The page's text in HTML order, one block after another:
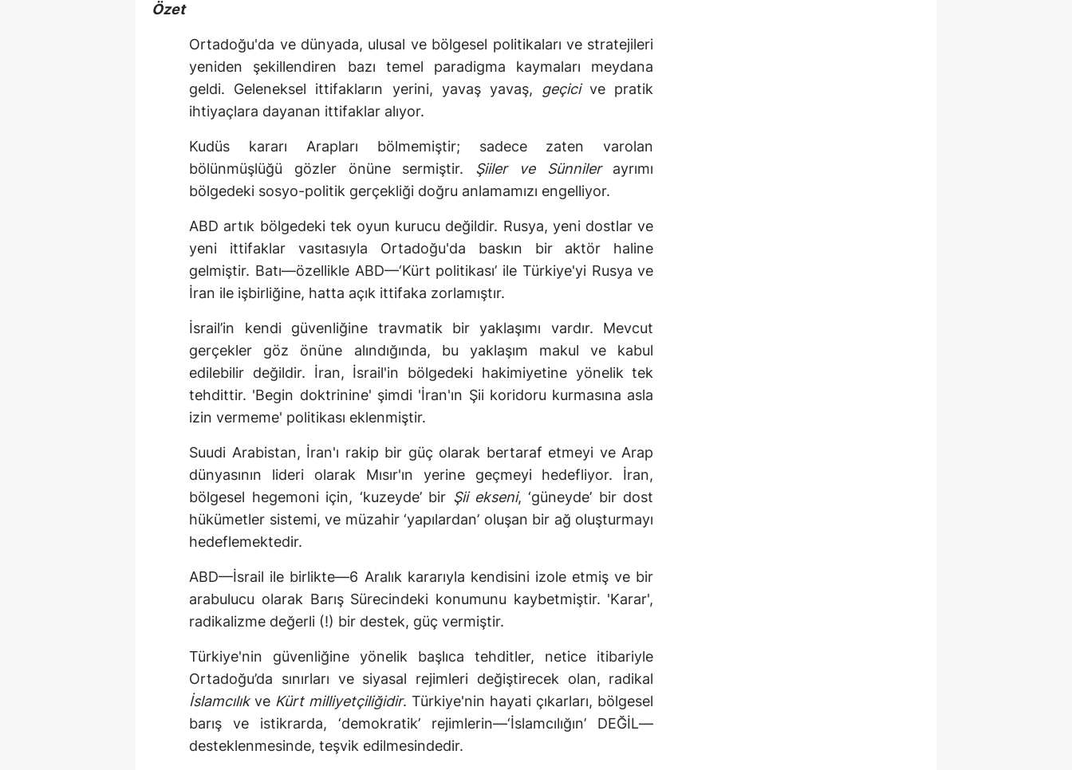
Özet
Ortadoğu'da ve dünyada, ulusal ve bölgesel politikaları ve stratejileri
yeniden şekillendiren bazı temel paradigma kaymaları meydana
geldi. Geleneksel ittifakların yerini, yavaş yavaş, geçicive pratik
ihtiyaçlara dayanan ittifaklar alıyor.
Kudüs kararı Arapları bölmemiştir; sadece zaten varolan
bölünmüşlüğü gözler önüne sermiştir. Şiiler ve Sünnilerayrımı
bölgedeki sosyo-politik gerçekliği doğru anlamamızı engelliyor.
ABD artık bölgedeki tek oyun kurucu değildir. Rusya, yeni dostlar ve
yeni ittifaklar vasıtasıyla Ortadoğu'da baskın bir aktör haline
gelmiştir. Batı—özellikle ABD—‘Kürt politikası’ ile Türkiye'yi Rusya ve
İran ile işbirliğine, hatta açık ittifaka zorlamıştır.
İsrail’in kendi güvenliğine travmatik bir yaklaşımı vardır. Mevcut
gerçekler göz önüne alındığında, bu yaklaşım makul ve kabul
edilebilir değildir. İran, İsrail'in bölgedeki hakimiyetine yönelik tek
tehdittir. 'Begin doktrinine' şimdi 'İran'ın Şii koridoru kurmasına asla
izin vermeme' politikası eklenmiştir.
Suudi Arabistan, İran'ı rakip bir güç olarak bertaraf etmeyi ve Arap
dünyasının lideri olarak Mısır'ın yerine geçmeyi hedefliyor. İran,
bölgesel hegemoni için, ‘kuzeyde’ bir Şii ekseni, ‘güneyde’ bir dost
hükümetler sistemi, ve müzahir ‘yapılardan’ oluşan bir ağ oluşturmayı
hedeflemektedir.
ABD—İsrail ile birlikte—6 Aralık kararıyla kendisini izole etmiş ve bir
arabulucu olarak Barış Sürecindeki konumunu kaybetmiştir. 'Karar',
radikalizme değerli (!) bir destek, güç vermiştir.
Türkiye'nin güvenliğine yönelik başlıca tehditler, netice itibariyle
Ortadoğu’da sınırları ve siyasal rejimleri değiştirecek olan, radikal
İslamcılıkve Kürt milliyetçiliğidir. Türkiye'nin hayati çıkarları, bölgesel
barış ve istikrarda, ‘demokratik’ rejimlerin—‘İslamcılığın’ DEĞİL—
desteklenmesinde, teşvik edilmesindedir.